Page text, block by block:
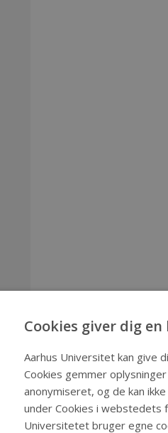
Cookies giver dig
Aarhus Universitet kan give
Cookies gemmer
anonymiseret, og de kan
under Cookies i webstedets
Universitetet bruger egne